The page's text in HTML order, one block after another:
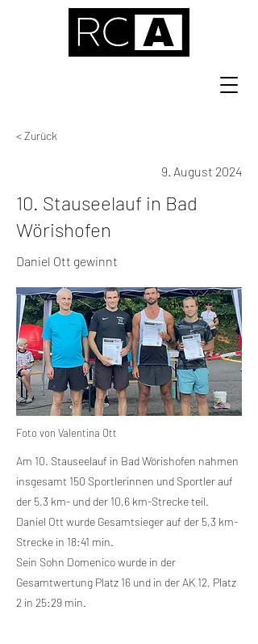
< Zurück
9. August 2024
10. Stauseelauf in Bad
Wörishofen
Daniel Ott gewinnt
Foto von Valentina Ott
Am 10. Stauseelauf in Bad Wörishofen nahmen
insgesamt 150 Sportlerinnen und Sportler auf
der 5,3 km- und der 10,6 km-Strecke teil.
Daniel Ott wurde Gesamtsieger auf der 5,3 km-
Strecke in 18:41 min.
Sein Sohn Domenico wurde in der
Gesamtwertung Platz 16 und in der AK 12, Platz
2 in 25:29 min.